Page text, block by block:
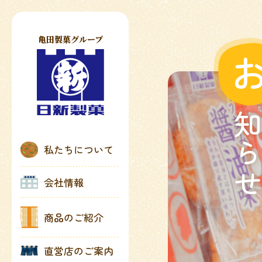
亀田製菓グループ
私たちについて
会社情報
商品のご紹介
直営店のご案内
知